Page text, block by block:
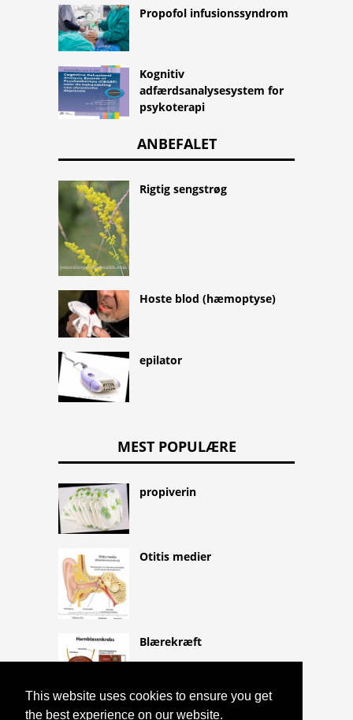
This website uses cookies to ensure you get
the best experience on our website.
Propofol infusionssyndrom
Kognitiv
adfærdsanalysesystem for
psykoterapi
ANBEFALET
Rigtig sengstrøg
Hoste blod (hæmoptyse)
epilator
MEST POPULÆRE
propiverin
Otitis medier
Blærekræft